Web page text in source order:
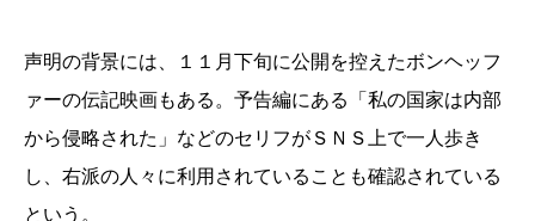
声明の背景には、１１月下旬に公開を控えたボンヘッフ
ァーの伝記映画もある。予告編にある「私の国家は内部
から侵略された」などのセリフがＳＮＳ上で一人歩き
し、右派の人々に利用されていることも確認されている
という。